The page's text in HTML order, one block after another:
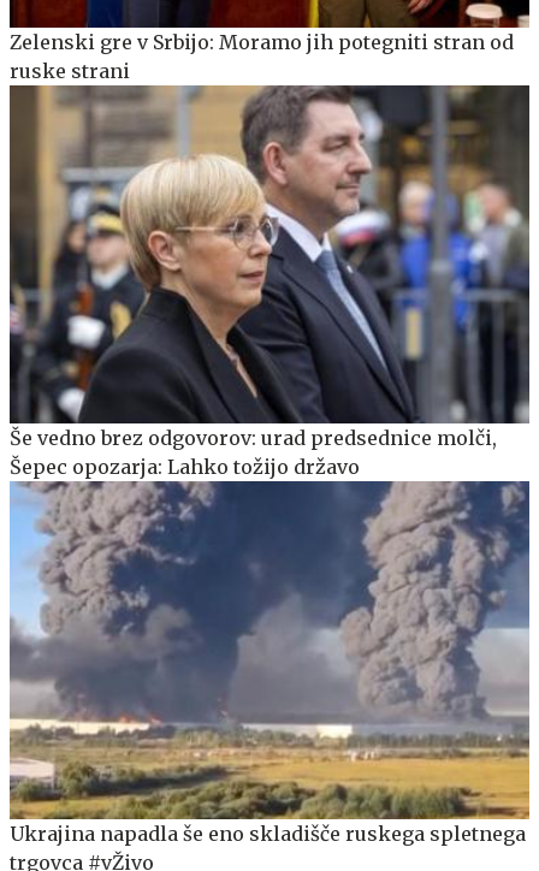
Zelenski gre v Srbijo: Moramo jih potegniti stran od
ruske strani
Še vedno brez odgovorov: urad predsednice molči,
Šepec opozarja: Lahko tožijo državo
Ukrajina napadla še eno skladišče ruskega spletnega
trgovca #vŽivo